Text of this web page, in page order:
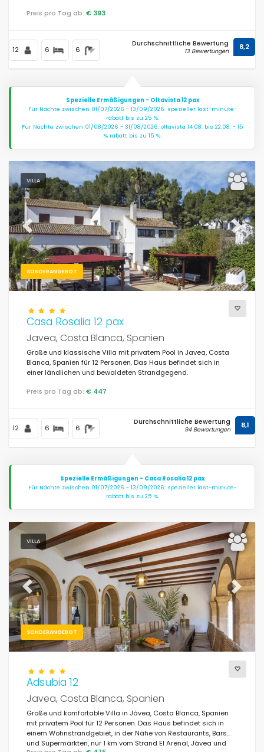
Preis pro Tag ab: € 393
12 6 6
Durchschnittliche Bewertung
13 Bewertungen 8,2
Spezielle Ermäßigungen - Oltavista 12 pax
Für Nächte zwischen 01/07/2026 - 13/09/2026: spezieller last-minute-
rabatt bis zu 25 %.
Für Nächte zwischen 01/08/2026 - 31/08/2026: oltavista 14.08. bis 22.08. - 15
% rabatt bis zu 15 %.
VILLA
SONDERANGEBOT
Previous Next
Casa Rosalia 12 pax
Javea, Costa Blanca, Spanien
Große und klassische Villa mit privatem Pool in Javea, Costa
Blanca, Spanien für 12 Personen. Das Haus befindet sich in
einer ländlichen und bewaldeten Strandgegend.
Preis pro Tag ab: € 447
12 6 6
Durchschnittliche Bewertung
94 Bewertungen 8,1
Spezielle Ermäßigungen - Casa Rosalia 12 pax
Für Nächte zwischen 01/07/2026 - 13/09/2026: spezieller last-minute-
rabatt bis zu 25 %.
VILLA
SONDERANGEBOT
Previous Next
Adsubia 12
Javea, Costa Blanca, Spanien
Große und komfortable Villa in Jávea, Costa Blanca, Spanien
mit privatem Pool für 12 Personen. Das Haus befindet sich in
einem Wohnstrandgebiet, in der Nähe von Restaurants, Bars
und Supermärkten, nur 1 km vom Strand El Arenal, Jávea und